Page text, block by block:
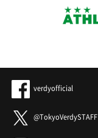
verdyofficial
@TokyoVerdySTAFF